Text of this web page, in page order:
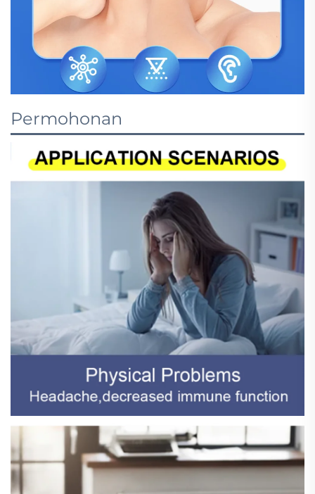
Permohonan